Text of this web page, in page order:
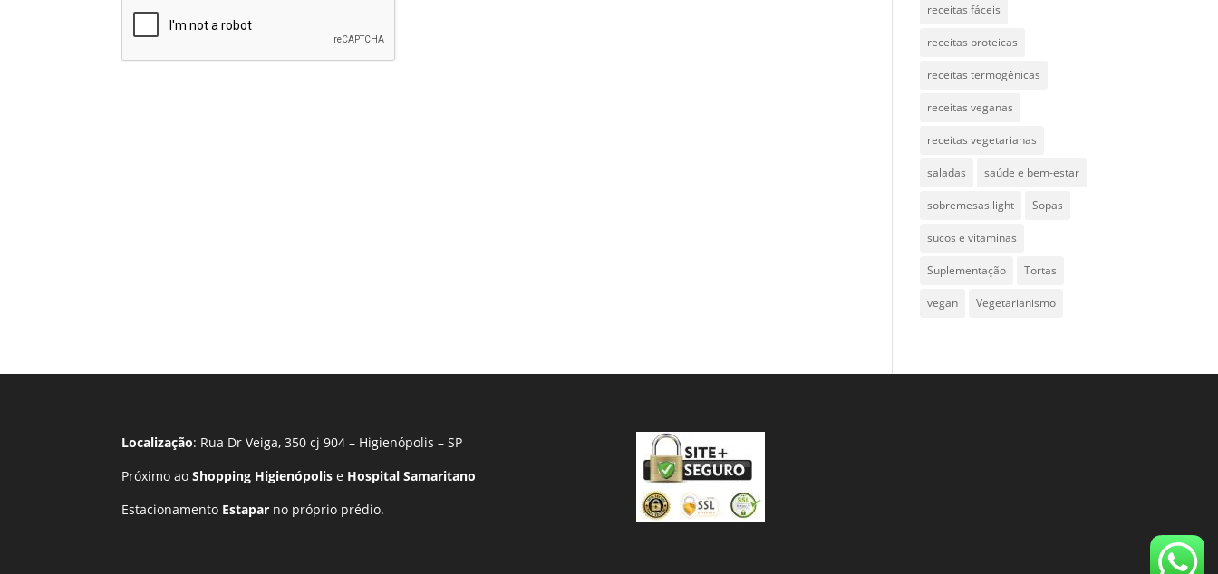
receitas fáceis
receitas proteicas
receitas termogênicas
receitas veganas
receitas vegetarianas
saladas saúde e bem-estar
sobremesas light Sopas
sucos e vitaminas
Suplementação Tortas
vegan Vegetarianismo
Localização: Rua Dr Veiga, 350 cj 904 – Higienópolis – SP
Próximo aoShopping Higienópolis e Hospital Samaritano
Estacionamento Estapar no próprio prédio.